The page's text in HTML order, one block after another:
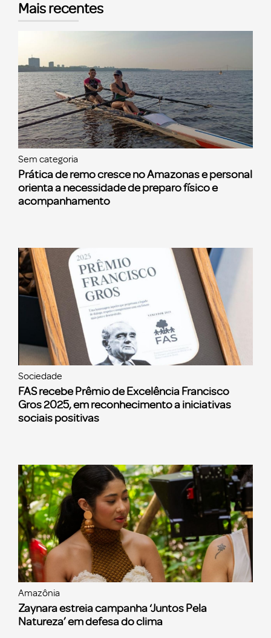
Mais recentes
Sem categoria
Prática de remo cresce no Amazonas e personal
orienta a necessidade de preparo físico e
acompanhamento
Sociedade
FAS recebe Prêmio de Excelência Francisco
Gros 2025, em reconhecimento a iniciativas
sociais positivas
Amazônia
Zaynara estreia campanha ‘Juntos Pela
Natureza’ em defesa do clima